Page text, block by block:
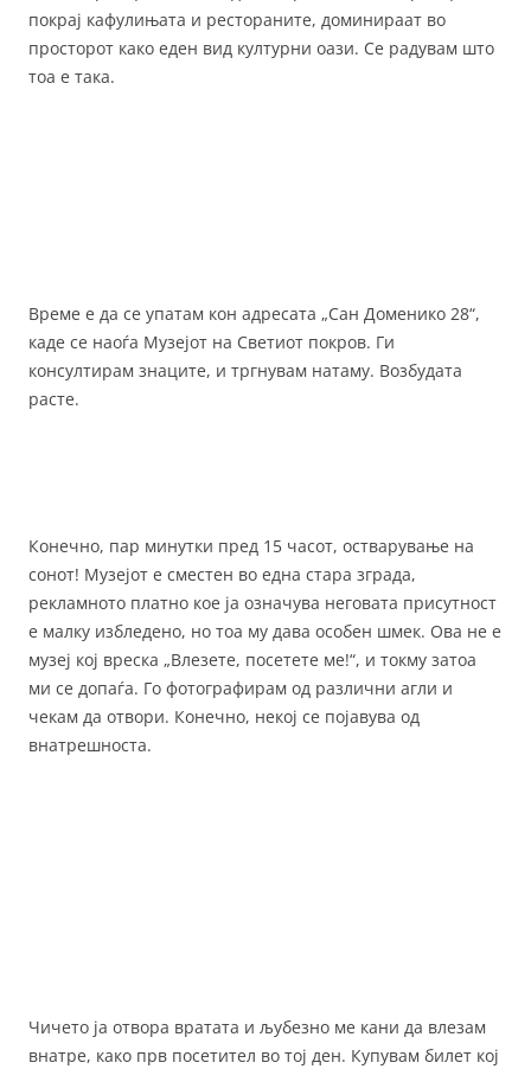
покрај кафулињата и рестораните, доминираат во
просторот како еден вид културни оази. Се радувам што
тоа е така.
Време е да се упатам кон адресата „Сан Доменико 28“,
каде се наоѓа Музејот на Светиот покров. Ги
консултирам знаците, и тргнувам натаму. Возбудата
расте.
Конечно, пар минутки пред 15 часот, остварување на
сонот! Музејот е сместен во една стара зграда,
рекламното платно кое ја означува неговата присутност
е малку избледено, но тоа му дава особен шмек. Ова не е
музеј кој вреска „Влезете, посетете ме!“, и токму затоа
ми се допаѓа. Го фотографирам од различни агли и
чекам да отвори. Конечно, некој се појавува од
внатрешноста.
Чичето ја отвора вратата и љубезно ме кани да влезам
внатре, како прв посетител во тој ден. Купувам билет кој